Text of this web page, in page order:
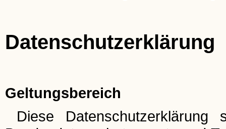
Datenschutzerklärung
Geltungsbereich
Diese